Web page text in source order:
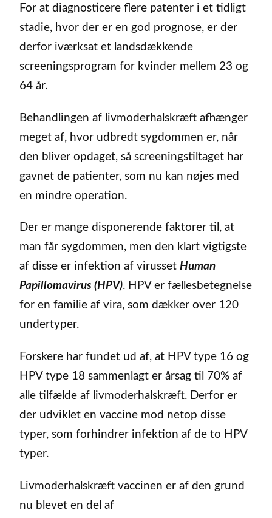
For at diagnosticere flere patenter i et tidligt
stadie, hvor der er en god prognose, er der
derfor iværksat et landsdækkende
screeningsprogram for kvinder mellem 23 og
64 år.
Behandlingen af livmoderhalskræft afhænger
meget af, hvor udbredt sygdommen er, når
den bliver opdaget, så screeningstiltaget har
gavnet de patienter, som nu kan nøjes med
en mindre operation.
Der er mange disponerende faktorer til, at
man får sygdommen, men den klart vigtigste
af disse er infektion af virusset Human
Papillomavirus (HPV). HPV er fællesbetegnelse
for en familie af vira, som dækker over 120
undertyper.
Forskere har fundet ud af, at HPV type 16 og
HPV type 18 sammenlagt er årsag til 70% af
alle tilfælde af livmoderhalskræft. Derfor er
der udviklet en vaccine mod netop disse
typer, som forhindrer infektion af de to HPV
typer.
Livmoderhalskræft vaccinen er af den grund
nu blevet en del af